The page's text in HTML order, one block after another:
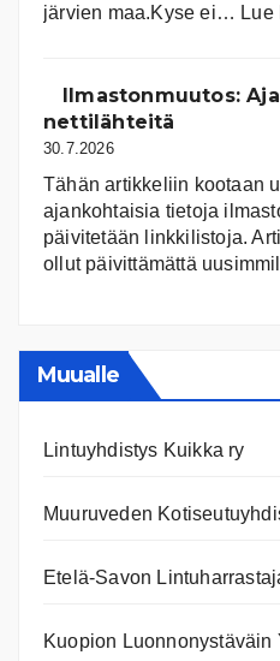
järvien maa.Kyse ei… Lue
Ilmastonmuutos:
nettilähteitä
30.7.2026
Tähän artikkeliin kootaan
ajankohtaisia tietoja
päivitetään linkkilistoja.
ollut päivittämättä
Muualle
Lintuyhdistys Kuikka ry
Muuruveden
Etelä-Savon
Kuopion Luonnonystäväin